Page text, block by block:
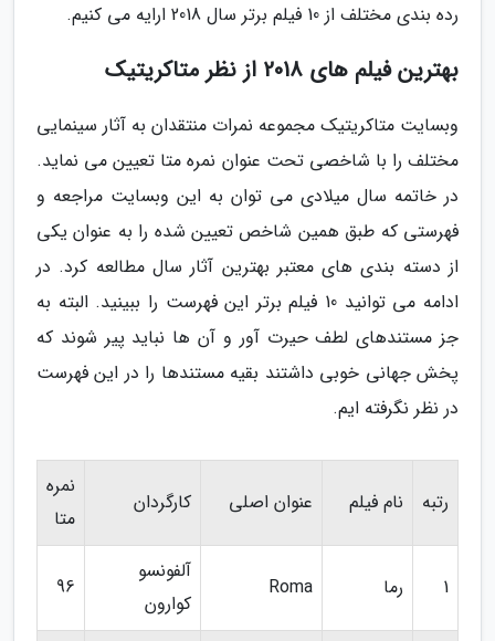
رده بندی مختلف از 10 فیلم برتر سال 2018 ارایه می کنیم.
بهترین فیلم های 2018 از نظر متاکریتیک
وبسایت متاکریتیک مجموعه نمرات منتقدان به آثار سینمایی
مختلف را با شاخصی تحت عنوان نمره متا تعیین می نماید.
در خاتمه سال میلادی می توان به این وبسایت مراجعه و
فهرستی که طبق همین شاخص تعیین شده را به عنوان یکی
از دسته بندی های معتبر بهترین آثار سال مطالعه کرد. در
ادامه می توانید 10 فیلم برتر این فهرست را ببینید. البته به
جز مستندهای لطف حیرت آور و آن ها نباید پیر شوند که
پخش جهانی خوبی داشتند بقیه مستندها را در این فهرست
در نظر نگرفته ایم.
رتبه نام فیلم عنوان اصلی کارگردان
نمره
متا
1 رما Roma
آلفونسو
کوارون
96